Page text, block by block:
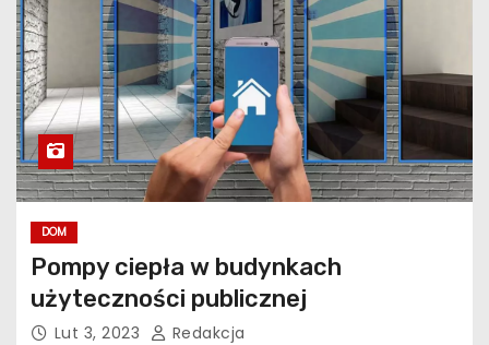
DOM
Pompy ciepła w budynkach
użyteczności publicznej
Lut 3, 2023 Redakcja